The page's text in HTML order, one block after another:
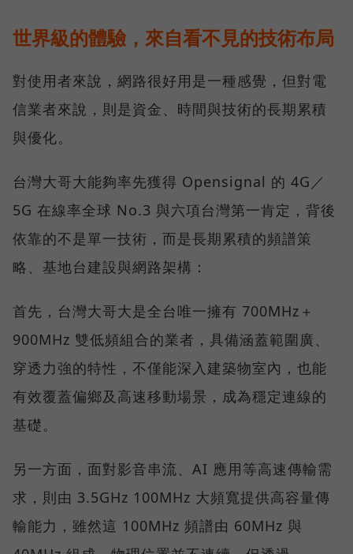
世界級的體驗，來自看不見的技術布局
對使用者來說，網路很好用是一種感覺，但對電
信業者來說，則是資金、時間與技術的長期累積
與優化。
台灣大哥大能夠率先獲得 Opensignal 的 4G／
5G 在線率全球 No.3 與六項台灣第一肯定，背後
依靠的不是單一技術，而是長期累積的頻譜策
略、基地台建設與網路架構：
首先，台灣大哥大是全台唯一擁有 700MHz＋
900MHz 雙低頻組合的業者，具備涵蓋範圍廣、
穿透力強的特性，不僅能深入建築物室內，也能
有效覆蓋偏鄉及高速移動場景，成為穩定連線的
基礎。
另一方面，面對影音串流、AI 應用等高速傳輸需
求，則由 3.5GHz 100MHz 大頻寬提供高容量傳
輸能力，雖然這 100MHz 頻譜由 60MHz 與